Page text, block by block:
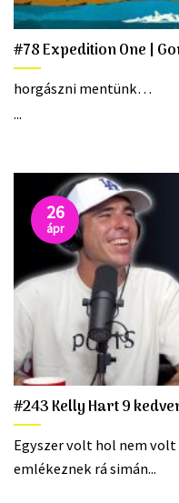
#78 Expedition One |
horgászni mentünk…
...
#243 Kelly Hart 9
Egyszer volt hol nem volt
emlékeznek rá simán...
26
ápr